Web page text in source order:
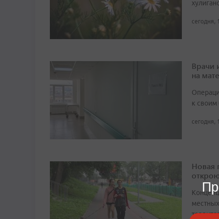
сегодня,
Врачи
на
к своим
сегодня,
Новая